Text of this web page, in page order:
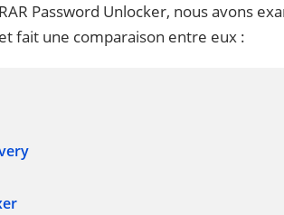
Password Unlocker, nous avons
fait une comparaison entre eux :